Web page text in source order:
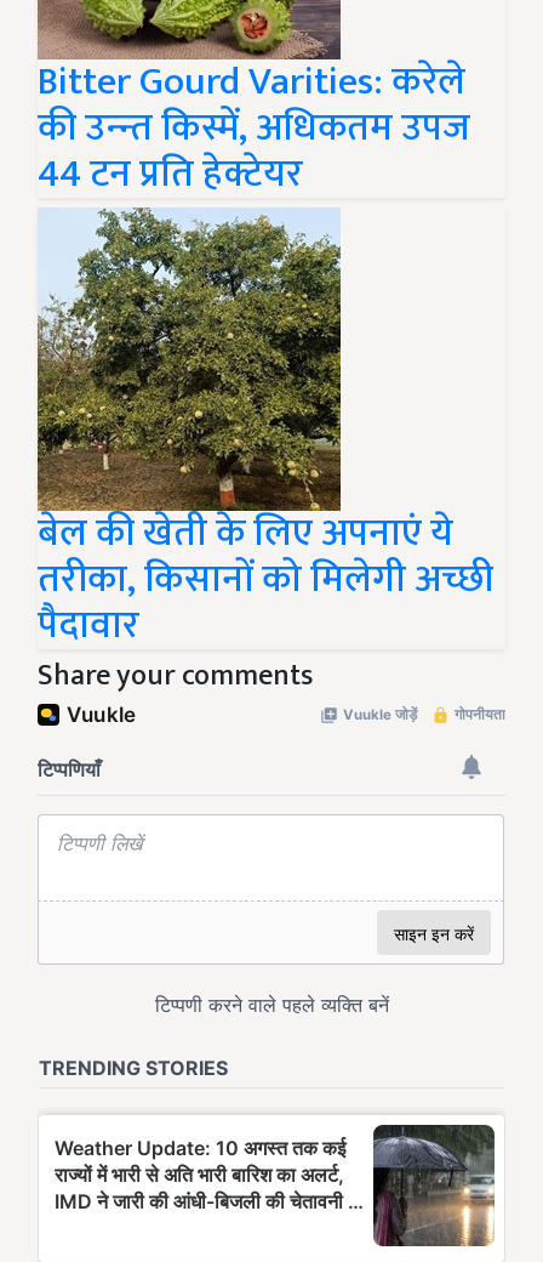
Bitter Gourd Varities: करेले
की उन्न्त किस्में, अधिकतम उपज
44 टन प्रति हेक्टेयर
बेल की खेती के लिए अपनाएं ये
तरीका, किसानों को मिलेगी अच्छी
पैदावार
Share your comments